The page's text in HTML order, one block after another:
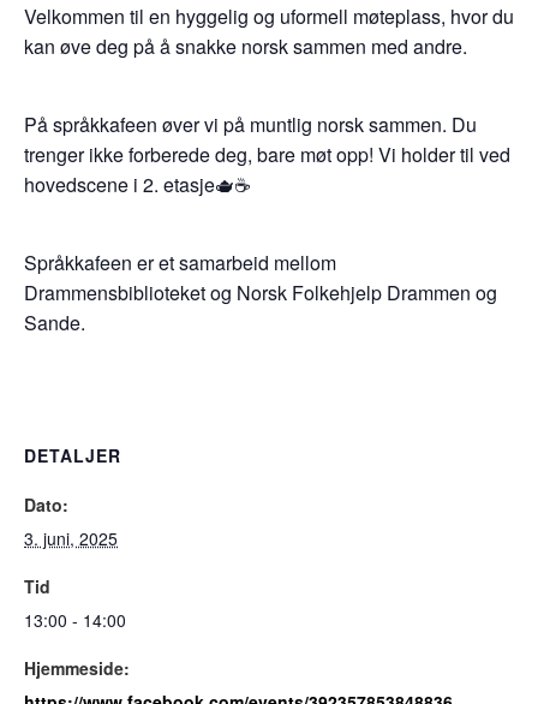
Velkommen til en hyggelig og uformell møteplass, hvor du
kan øve deg på å snakke norsk sammen med andre.
På språkkafeen øver vi på muntlig norsk sammen. Du
trenger ikke forberede deg, bare møt opp! Vi holder til ved
hovedscene i 2. etasje🫖☕
Språkkafeen er et samarbeid mellom
Drammensbiblioteket og Norsk Folkehjelp Drammen og
Sande.
DETALJER
Dato:
3. juni, 2025
Tid
13:00 - 14:00
Hjemmeside: